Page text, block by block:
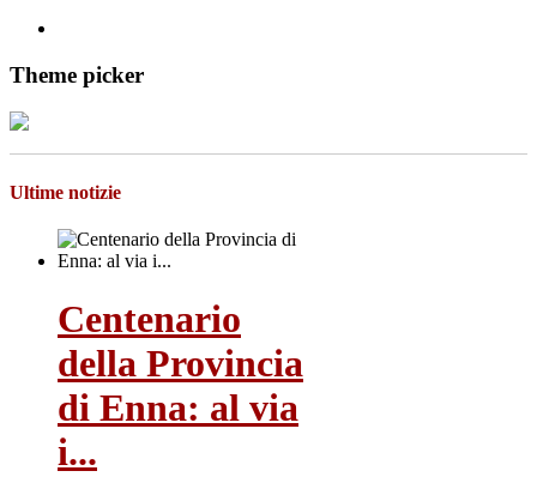
Theme picker
Ultime notizie
Centenario
della Provincia
di Enna: al via
i...